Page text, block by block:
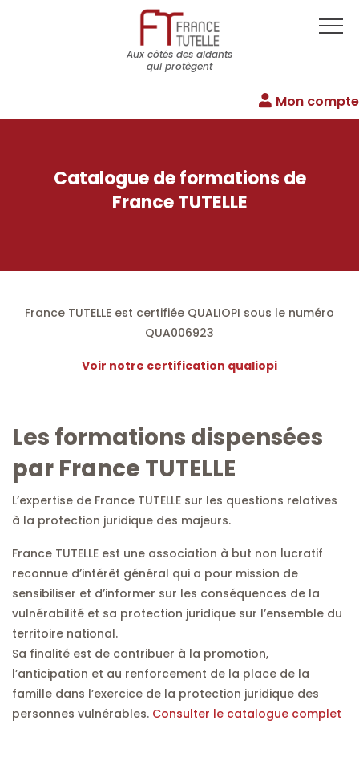
Aux côtés des aidants
qui protègent
Mon compte
Catalogue de formations de
France TUTELLE
France TUTELLE est certifiée QUALIOPI sous le numéro
QUA006923
Voir notre certification qualiopi
Les formations dispensées
par France TUTELLE
L’expertise de France TUTELLE sur les questions relatives
à la protection juridique des majeurs.
France TUTELLE est une association à but non lucratif
reconnue d’intérêt général qui a pour mission de
sensibiliser et d’informer sur les conséquences de la
vulnérabilité et sa protection juridique sur l’ensemble du
territoire national.
Sa finalité est de contribuer à la promotion,
l’anticipation et au renforcement de la place de la
famille dans l’exercice de la protection juridique des
personnes vulnérables. Consulter le catalogue complet